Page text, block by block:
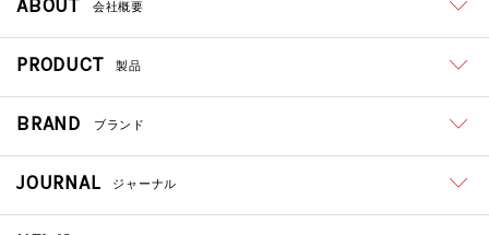
ABOUT 会社概要
PRODUCT 製品
BRAND ブランド
JOURNAL ジャーナル